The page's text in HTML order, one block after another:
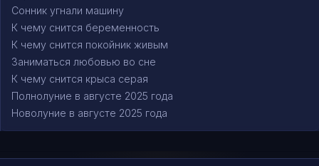
Сонник угнали машину
К чему снится беременность
К чему снится покойник живым
Заниматься любовью во сне
К чему снится крыса серая
Полнолуние в августе 2025 года
Новолуние в августе 2025 года